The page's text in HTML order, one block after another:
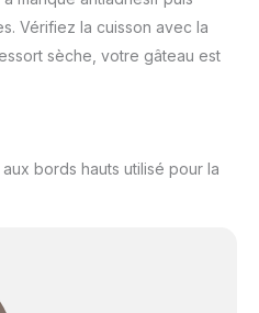
Vérifiez la cuisson avec la
sèche, votre gâteau est
bords hauts utilisé pour la